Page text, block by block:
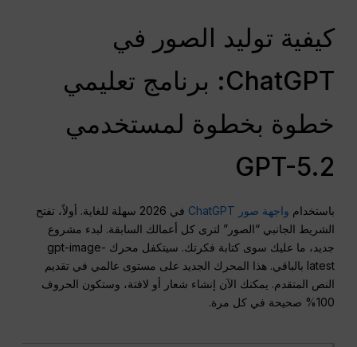
كيفية توليد الصور في
ChatGPT: برنامج تعليمي
خطوة بخطوة لمستخدمي
GPT-5.2
باستخدام واجهة صور ChatGPT
في 2026 سهلة للغاية. أولاً، تفتح
الشريط الجانبي “الصور” لترى كل أعمالك السابقة. لبدء مشروع
جديد، ما عليك سوى كتابة فكرتك. سيتكفل محرك gpt-image-
latest بالباقي. هذا المحرك الجديد على مستوى عالمي في تقديم
النص المتقدم. يمكنك الآن إنشاء شعار أو لافتة، وستكون الحروف
100% صحيحة في كل مرة.